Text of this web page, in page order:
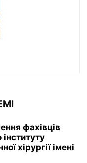
фахівців
інституту
хірургії імeні